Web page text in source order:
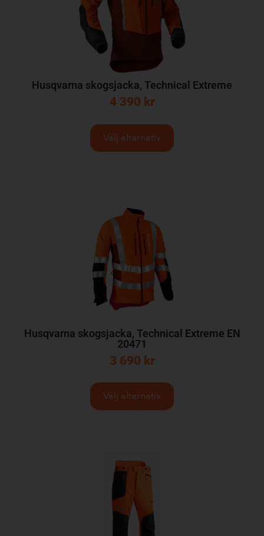
Husqvarna skogsjacka, Technical Extreme
4 390 kr
Välj alternativ
Husqvarna skogsjacka, Technical Extreme EN
20471
3 690 kr
Välj alternativ